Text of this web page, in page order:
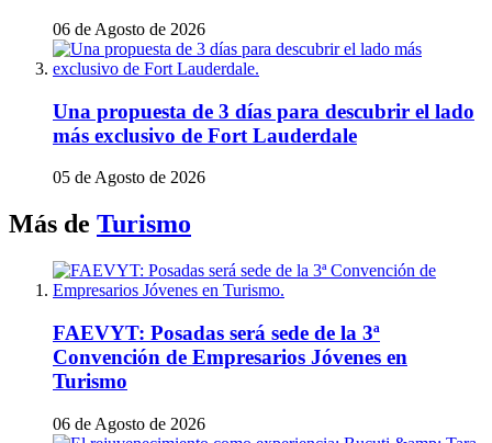
06 de Agosto de 2026
Una propuesta de 3 días para descubrir el lado
más exclusivo de Fort Lauderdale
05 de Agosto de 2026
Más de Turismo
FAEVYT: Posadas será sede de la 3ª
Convención de Empresarios Jóvenes en
Turismo
06 de Agosto de 2026